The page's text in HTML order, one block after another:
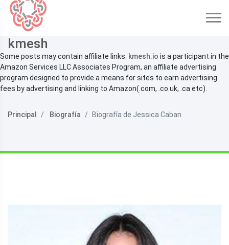
kmesh
Some posts may contain affiliate links. kmesh.io is a participant in the
Amazon Services LLC Associates Program, an affiliate advertising
program designed to provide a means for sites to earn advertising
fees by advertising and linking to Amazon(.com, .co.uk, .ca etc).
Principal Biografía Biografía de Jessica Caban